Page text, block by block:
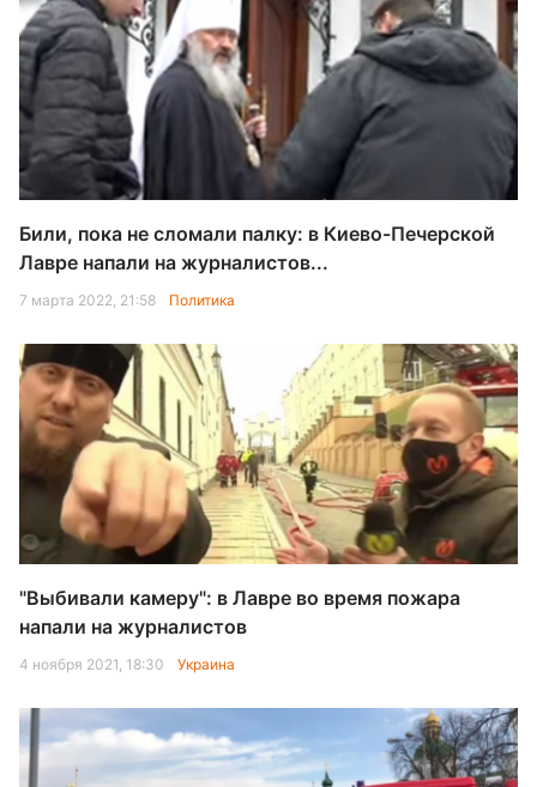
Били, пока не сломали палку: в Киево-Печерской
Лавре напали на журналистов...
7 марта 2022, 21:58 Политика
"Выбивали камеру": в Лавре во время пожара
напали на журналистов
4 ноября 2021, 18:30 Украина